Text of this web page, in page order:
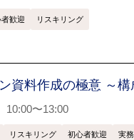
歓迎 リスキリング
資料作成の極意 ～
10:00〜13:00
リスキリング 初心者歓迎 実